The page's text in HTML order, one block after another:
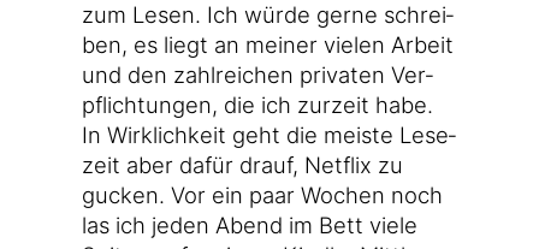
zum Lesen. Ich wür­de ger­ne schrei­
ben, es liegt an mei­ner vie­len Arbeit
und den zahl­rei­chen pri­va­ten Ver­
pflich­tun­gen, die ich zur­zeit habe.
In Wirk­lich­keit geht die meis­te Lese­
zeit aber dafür drauf, Net­flix zu
gucken. Vor ein paar Wochen noch
las ich jeden Abend im Bett vie­le